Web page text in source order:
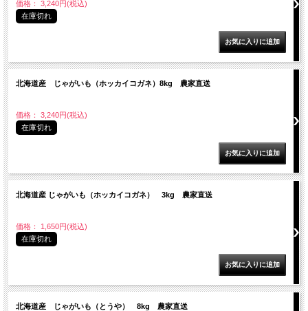
価格： 3,240円(税込)
在庫切れ
北海道産 じゃがいも（ホッカイコガネ）8kg 農家直送
価格： 3,240円(税込)
在庫切れ
北海道産 じゃがいも（ホッカイコガネ） 3kg 農家直送
価格： 1,650円(税込)
在庫切れ
北海道産 じゃがいも（とうや） 8kg 農家直送